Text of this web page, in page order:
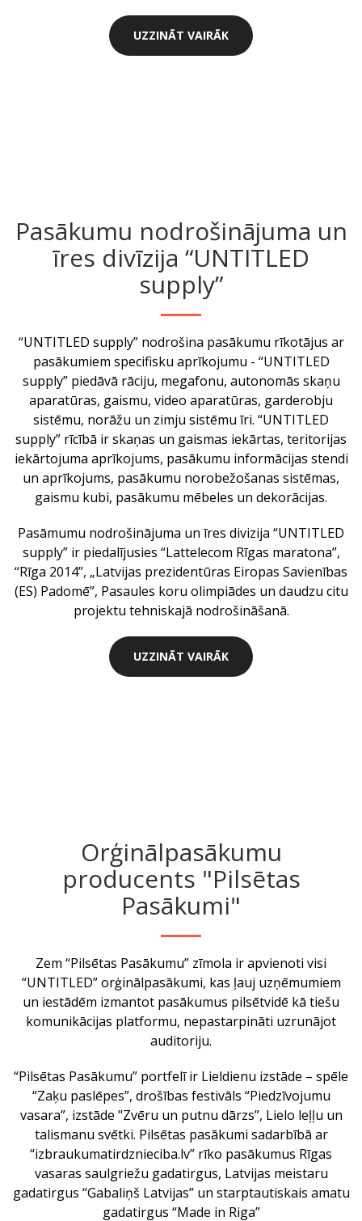
UZZINĀT VAIRĀK
Pasākumu nodrošinājuma un
īres divīzija “UNTITLED
supply”
“UNTITLED supply” nodrošina pasākumu rīkotājus ar
pasākumiem specifisku aprīkojumu - “UNTITLED
supply” piedāvā rāciju, megafonu, autonomās skaņu
aparatūras, gaismu, video aparatūras, garderobju
sistēmu, norāžu un zimju sistēmu īri. “UNTITLED
supply” rīcībā ir skaņas un gaismas iekārtas, teritorijas
iekārtojuma aprīkojums, pasākumu informācijas stendi
un aprīkojums, pasākumu norobežošanas sistēmas,
gaismu kubi, pasākumu mēbeles un dekorācijas.
Pasāmumu nodrošinājuma un īres divizija “UNTITLED
supply” ir piedalījusies “Lattelecom Rīgas maratona”,
“Rīga 2014”, „Latvijas prezidentūras Eiropas Savienības
(ES) Padomē”, Pasaules koru olimpiādes un daudzu citu
projektu tehniskajā nodrošināšanā.
UZZINĀT VAIRĀK
Orģinālpasākumu
producents "Pilsētas
Pasākumi"
Zem “Pilsētas Pasākumu” zīmola ir apvienoti visi
“UNTITLED” orģinālpasākumi, kas ļauj uzņēmumiem
un iestādēm izmantot pasākumus pilsētvidē kā tiešu
komunikācijas platformu, nepastarpināti uzrunājot
auditoriju.
“Pilsētas Pasākumu” portfelī ir Lieldienu izstāde – spēle
“Zaķu paslēpes”, drošības festivāls “Piedzīvojumu
vasara”, izstāde "Zvēru un putnu dārzs”, Lielo leļļu un
talismanu svētki. Pilsētas pasākumi sadarbībā ar
“izbraukumatirdznieciba.lv” rīko pasākumus Rīgas
vasaras saulgriežu gadatirgus, Latvijas meistaru
gadatirgus “Gabaliņš Latvijas” un starptautiskais amatu
gadatirgus “Made in Riga”